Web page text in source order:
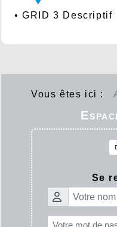
•GRID 3 Descriptif
Vous êtes ici :
Se